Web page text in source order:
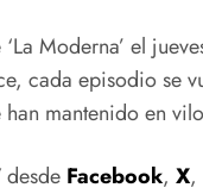
Moderna’ el
cada episodio se
mantenido en
desde Facebook, X,